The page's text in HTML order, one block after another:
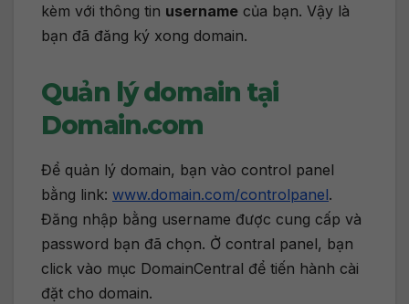
kèm với thông tin username của bạn. Vậy là
bạn đã đăng ký xong domain.
Quản lý domain tại
Domain.com
Để quản lý domain, bạn vào control panel
bằng link: www.domain.com/controlpanel.
Đăng nhập bằng username được cung cấp và
password bạn đã chọn. Ở contral panel, bạn
click vào mục DomainCentral để tiến hành cài
đặt cho domain.